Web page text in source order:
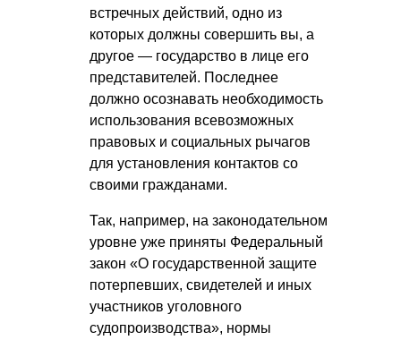
встречных действий, одно из
которых должны совершить вы, а
другое — государство в лице его
представителей. Последнее
должно осознавать необходимость
использования всевозможных
правовых и социальных рычагов
для установления контактов со
своими гражданами.
Так, например, на законодательном
уровне уже приняты Федеральный
закон «О государственной защите
потерпевших, свидетелей и иных
участников уголовного
судопроизводства», нормы